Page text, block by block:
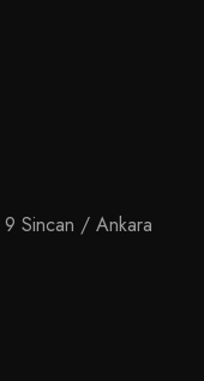
Sincan / Ankara